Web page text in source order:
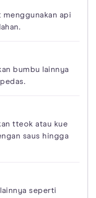
menggunakan api
bumbu lainnya
tteok atau kue
saus hingga
seperti